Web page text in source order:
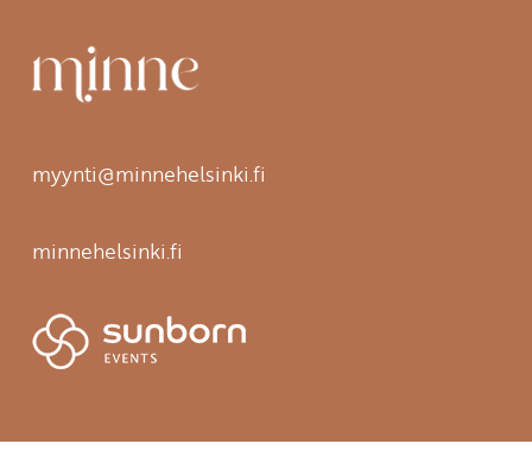
myynti@minnehelsinki.fi
minnehelsinki.fi